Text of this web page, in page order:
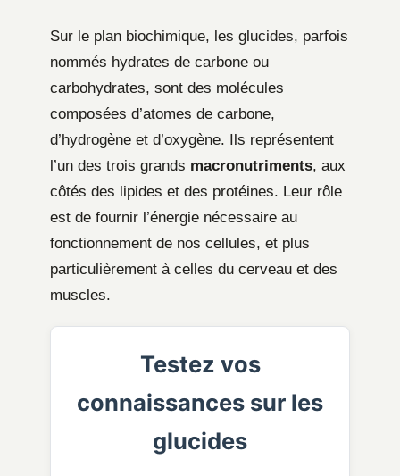
Sur le plan biochimique, les glucides, parfois
nommés hydrates de carbone ou
carbohydrates, sont des molécules
composées d’atomes de carbone,
d’hydrogène et d’oxygène. Ils représentent
l’un des trois grands macronutriments, aux
côtés des lipides et des protéines. Leur rôle
est de fournir l’énergie nécessaire au
fonctionnement de nos cellules, et plus
particulièrement à celles du cerveau et des
muscles.
Testez vos
connaissances sur les
glucides